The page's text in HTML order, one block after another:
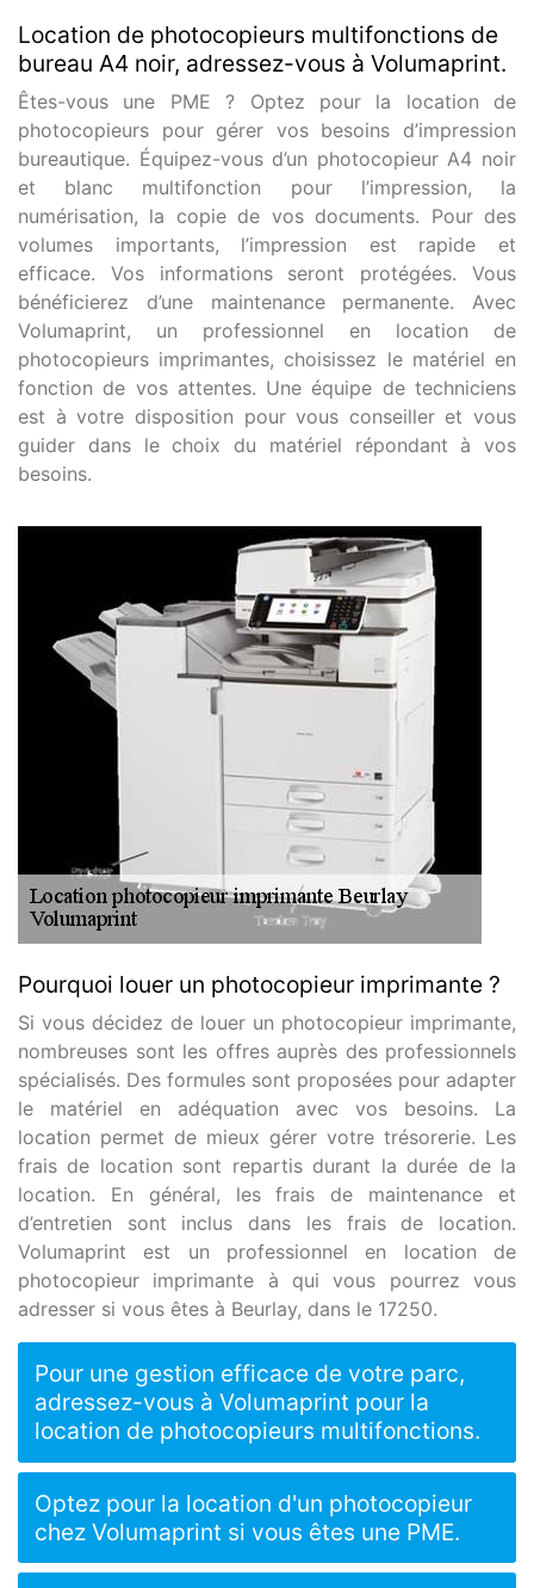
Location de photocopieurs multifonctions de
bureau A4 noir, adressez-vous à Volumaprint.
Êtes-vous une PME ? Optez pour la location de
photocopieurs pour gérer vos besoins d’impression
bureautique. Équipez-vous d’un photocopieur A4 noir
et blanc multifonction pour l’impression, la
numérisation, la copie de vos documents. Pour des
volumes importants, l’impression est rapide et
efficace. Vos informations seront protégées. Vous
bénéficierez d’une maintenance permanente. Avec
Volumaprint, un professionnel en location de
photocopieurs imprimantes, choisissez le matériel en
fonction de vos attentes. Une équipe de techniciens
est à votre disposition pour vous conseiller et vous
guider dans le choix du matériel répondant à vos
besoins.
Pourquoi louer un photocopieur imprimante ?
Si vous décidez de louer un photocopieur imprimante,
nombreuses sont les offres auprès des professionnels
spécialisés. Des formules sont proposées pour adapter
le matériel en adéquation avec vos besoins. La
location permet de mieux gérer votre trésorerie. Les
frais de location sont repartis durant la durée de la
location. En général, les frais de maintenance et
d’entretien sont inclus dans les frais de location.
Volumaprint est un professionnel en location de
photocopieur imprimante à qui vous pourrez vous
adresser si vous êtes à Beurlay, dans le 17250.
Pour une gestion efficace de votre parc,
adressez-vous à Volumaprint pour la
location de photocopieurs multifonctions.
Optez pour la location d'un photocopieur
chez Volumaprint si vous êtes une PME.